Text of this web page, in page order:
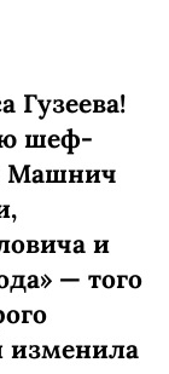
Гузеева!
шеф-
Машнич
и
— того
изменила